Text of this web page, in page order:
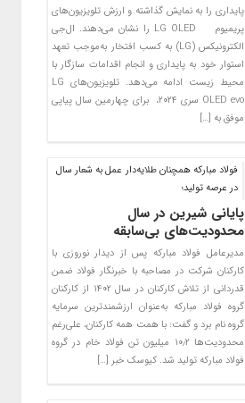
پایداری را به نمایش گذاشته و ارزش تلویزیون‌های
پریمیوم LG OLED را نشان می‌دهند. ال‌جی
الکترونیکس (LG) به کسب افتخار به‌موجب تعهد
استوار خود به پایداری و انجام اقدامات سازگار با
محیط زیست ادامه می‌دهد. تلویزیون‌های LG
OLED evo سری ۲۰۲۴، برای چهارمین سال پیاپی
موفق به […]
فولاد مبارکه همچنان طلایه‌دار عمل به شعار سال
در عرصه تولید؛
پایانی شیرین در سال
محدودیت‌های بی‌سابقه
مدیرعامل فولاد مبارکه پس از دیدار نوروزی با
کارکنان شرکت در مصاحبه با خبرنگار فولاد ضمن
قدردانی از تلاش کارکنان در سال ۱۴۰۲ از کارکنان
گروه فولاد مبارکه به‌عنوان ارزشمندترین سرمایه
گروه نام برد و گفت: با همت همه کارکنان، علی‌رغم
محدودیت‌ها ۱۰٫۲ میلیون تن فولاد خام در گروه
فولاد مبارکه تولید شد. کیوسک خبر […]